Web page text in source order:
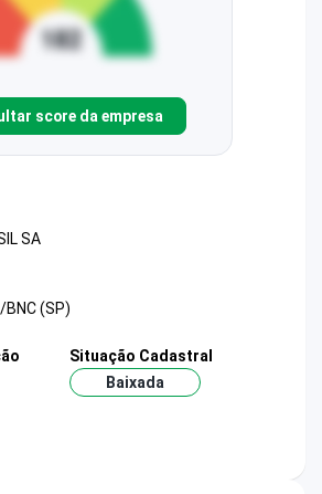
score da empresa
SA
BNC (SP)
Situação Cadastral
Baixada